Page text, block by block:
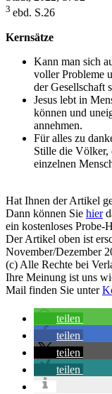
3 ebd. S.26
Kernsätze
Kann man sich
voller Probleme
der Gesellschaft
Jesus lebt in
können und
annehmen.
Für alles zu
Stille die Völker,
einzelnen
Hat Ihnen der Artikel
Dann können Sie hier
ein kostenloses Probe-
Der Artikel oben ist
November/Dezember
(c) Alle Rechte bei
Ihre Meinung ist uns
Mail finden Sie unter
teilen
teilen
teilen
teilen